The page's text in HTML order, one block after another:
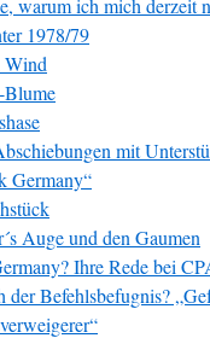
warum ich mich derzeit
1978/79
Wind
mit
Germany“
Auge und den Gaumen
Ihre Rede bei
der Befehlsbefugnis?